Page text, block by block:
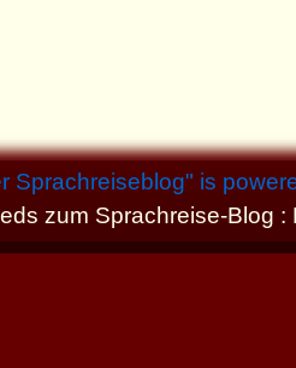
Sprachreiseblog" is
zum Sprachreise-Blog :